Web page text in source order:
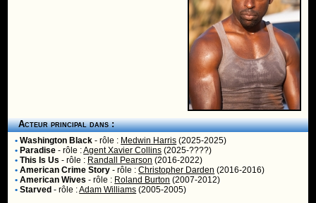
Acteur principal dans :
• Washington Black - rôle : Medwin Harris (2025-2025)
• Paradise - rôle :Agent Xavier Collins (2025-????)
• This Is Us - rôle : Randall Pearson (2016-2022)
• American Crime Story - rôle :Christopher Darden (2016-2016)
• American Wives - rôle : Roland Burton (2007-2012)
• Starved - rôle :Adam Williams (2005-2005)